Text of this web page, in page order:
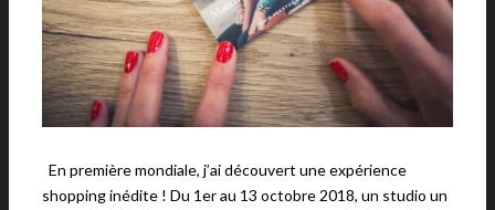
En première mondiale, j’ai découvert une expérience
shopping inédite ! Du 1er au 13 octobre 2018, un studio un